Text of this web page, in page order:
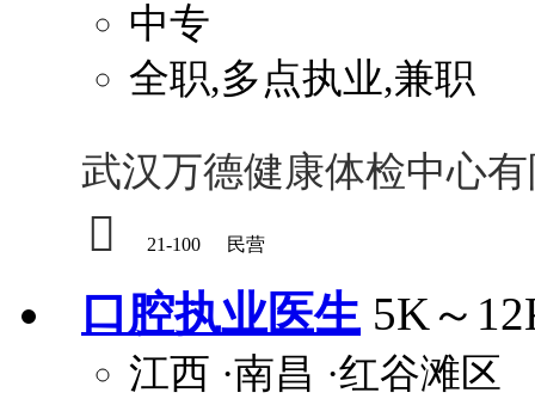
中专
全职,多点执业,兼职
武汉万德健康体检中心
 21-100 民营
口腔执业医生 5K～
江西 ·南昌 ·红谷滩区